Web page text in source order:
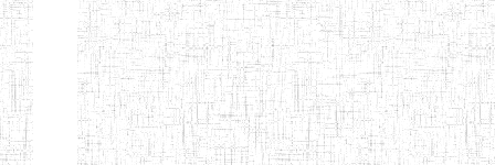
Nature
Arrondissement